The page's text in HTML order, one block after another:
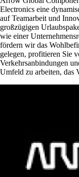
Electronics eine
auf Teamarbeit und
großzügigen
wie einer
fördern wir das
gelegen, profitieren Sie
Verkehrsanbindungen
Umfeld zu arbeiten, das